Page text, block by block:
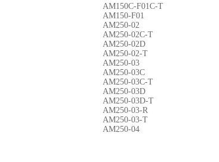
AM150C-F01C-T
AM150-F01
AM250-02
AM250-02C-T
AM250-02D
AM250-02-T
AM250-03
AM250-03C
AM250-03C-T
AM250-03D
AM250-03D-T
AM250-03-R
AM250-03-T
AM250-04